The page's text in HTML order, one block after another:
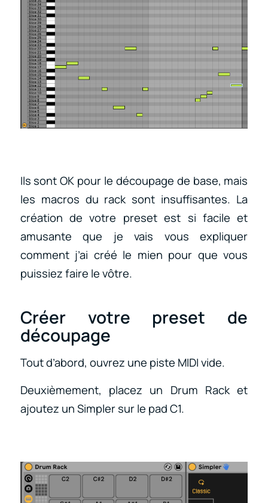
Ils sont OK pour le découpage de base, mais
les macros du rack sont insuffisantes. La
création de votre preset est si facile et
amusante que je vais vous expliquer
comment j’ai créé le mien pour que vous
puissiez faire le vôtre.
Créer votre preset de
découpage
Tout d’abord, ouvrez une piste MIDI vide.
Deuxièmement, placez un Drum Rack et
ajoutez un Simpler sur le pad C1.